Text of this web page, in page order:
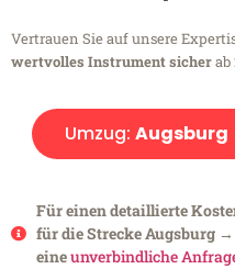
Vertrauen Sie auf unsere
wertvolles Instrument sicherab
Umzug: Augsburg
Für einen detaillierte
für die Strecke Augsburg
eineunverbindliche